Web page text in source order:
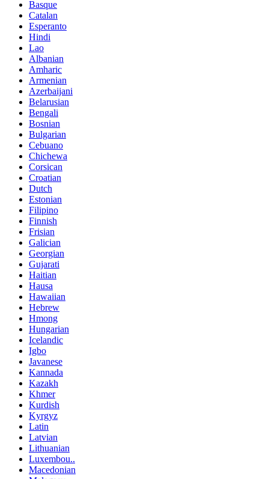
Basque
Catalan
Esperanto
Hindi
Lao
Albanian
Amharic
Armenian
Azerbaijani
Belarusian
Bengali
Bosnian
Bulgarian
Cebuano
Chichewa
Corsican
Croatian
Dutch
Estonian
Filipino
Finnish
Frisian
Galician
Georgian
Gujarati
Haitian
Hausa
Hawaiian
Hebrew
Hmong
Hungarian
Icelandic
Igbo
Javanese
Kannada
Kazakh
Khmer
Kurdish
Kyrgyz
Latin
Latvian
Lithuanian
Luxembou..
Macedonian